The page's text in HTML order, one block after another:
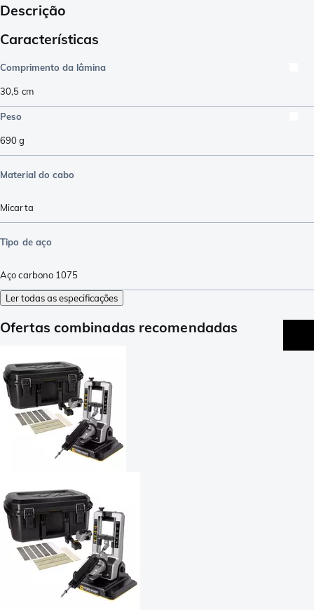
Descrição
Características
Comprimento da lâmina
30,5 cm
Peso
690g
Material do cabo
Micarta
Tipo de aço
Aço carbono 1075
Ler todas as especificações
Ofertas combinadas recomendadas